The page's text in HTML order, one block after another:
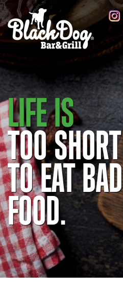
LIFE IS
TOO SHORT
TO EAT BAD
FOOD.